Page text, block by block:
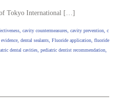
Tokyo International […]
cavity countermeasures cavity prevention c
dental sealants Fluoride application fluoride
dental cavities pediatric dentist recommendation